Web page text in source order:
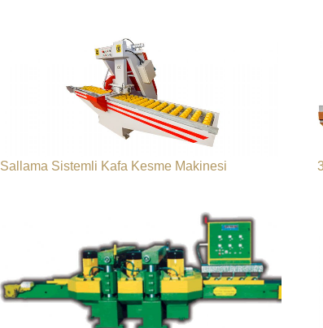
Sallama Sistemli Kafa Kesme Makinesi